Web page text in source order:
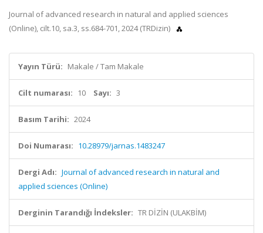
Journal of advanced research in natural and applied sciences
(Online), cilt.10, sa.3, ss.684-701, 2024 (TRDizin)
Yayın Türü: Makale / Tam Makale
Cilt numarası: 10 Sayı: 3
Basım Tarihi: 2024
Doi Numarası: 10.28979/jarnas.1483247
Dergi Adı: Journal of advanced research in natural and
applied sciences (Online)
Derginin Tarandığı İndeksler: TR DİZİN (ULAKBİM)